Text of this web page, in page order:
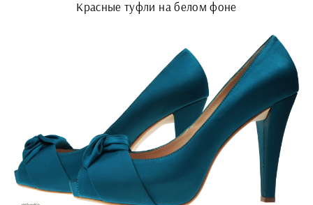
Красные туфли на белом фоне